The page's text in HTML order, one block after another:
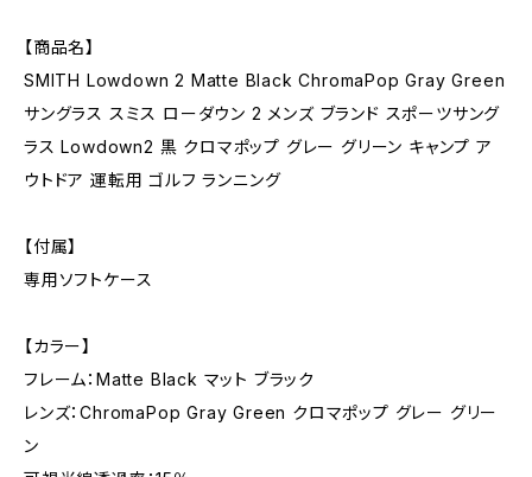
【商品名】
SMITH Lowdown 2 Matte Black ChromaPop Gray Green
サングラス スミス ローダウン 2 メンズ ブランド スポーツサング
ラス Lowdown2 黒 クロマポップ グレー グリーン キャンプ ア
ウトドア 運転用 ゴルフ ランニング
【付属】
専用ソフトケース
【カラー】
フレーム：Matte Black マット ブラック
レンズ：ChromaPop Gray Green クロマポップ グレー グリー
ン